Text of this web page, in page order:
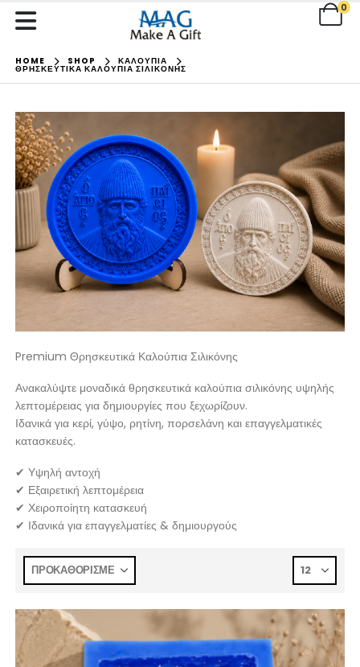
0
HOME SHOP ΚΑΛΟΥΠΙΑ
ΘΡΗΣΚΕΥΤΙΚΆ ΚΑΛΟΎΠΙΑ ΣΙΛΙΚΌΝΗΣ
Premium Θρησκευτικά Καλούπια Σιλικόνης
Ανακαλύψτε μοναδικά θρησκευτικά καλούπια σιλικόνης υψηλής
λεπτομέρειας για δημιουργίες που ξεχωρίζουν.
Ιδανικά για κερί, γύψο, ρητίνη, πορσελάνη και επαγγελματικές
κατασκευές.
✔ Υψηλή αντοχή
✔ Εξαιρετική λεπτομέρεια
✔ Χειροποίητη κατασκευή
✔ Ιδανικά για επαγγελματίες & δημιουργούς